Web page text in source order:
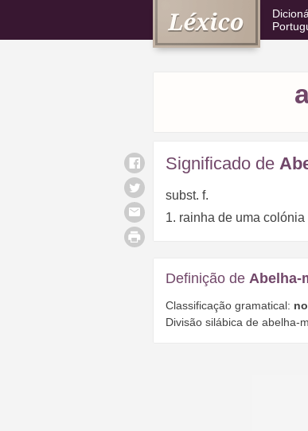
Significado de
subst. f.
1. rainha de uma
Definição de Abelha-
Classificação gramatical:
Divisão silábica de abelha-